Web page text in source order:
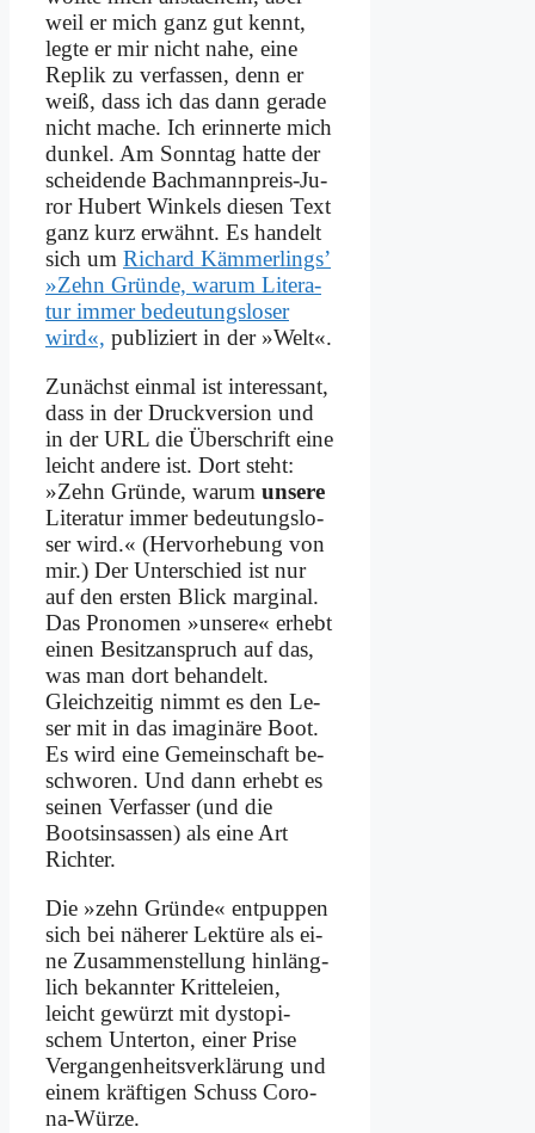
weil er mich ganz gut kennt,
leg­te er mir nicht na­he, ei­ne
Re­plik zu ver­fas­sen, denn er
weiß, dass ich das dann ge­ra­de
nicht ma­che. Ich er­in­ner­te mich
dun­kel. Am Sonn­tag hat­te der
schei­den­de Bach­mann­preis-Ju­
ror Hu­bert Win­kels die­sen Text
ganz kurz er­wähnt. Es han­delt
sich um Ri­chard Käm­mer­lings’
»Zehn Grün­de, war­um Li­te­ra­
tur im­mer be­deu­tungs­lo­ser
wird«, pu­bli­ziert in der »Welt«.
Zu­nächst ein­mal ist in­ter­es­sant,
dass in der Druck­ver­si­on und
in der URL die Über­schrift ei­ne
leicht an­de­re ist. Dort steht:
»Zehn Grün­de, war­um un­se­re
Li­te­ra­tur im­mer be­deu­tungs­lo­
ser wird.« (Her­vor­he­bung von
mir.) Der Un­ter­schied ist nur
auf den er­sten Blick mar­gi­nal.
Das Pro­no­men »un­se­re« er­hebt
ei­nen Be­sitz­an­spruch auf das,
was man dort be­han­delt.
Gleich­zei­tig nimmt es den Le­
ser mit in das ima­gi­nä­re Boot.
Es wird ei­ne Ge­mein­schaft be­
schwo­ren. Und dann er­hebt es
sei­nen Ver­fas­ser (und die
Boots­in­sas­sen) als ei­ne Art
Rich­ter.
Die »zehn Grün­de« ent­pup­pen
sich bei nä­he­rer Lek­tü­re als ei­
ne Zu­sam­men­stel­lung hin­läng­
lich be­kann­ter Krit­te­lei­en,
leicht ge­würzt mit dys­to­pi­
schem Un­ter­ton, ei­ner Pri­se
Ver­gan­gen­heits­ver­klä­rung und
ei­nem kräf­ti­gen Schuss Co­ro­
na-Wür­ze.